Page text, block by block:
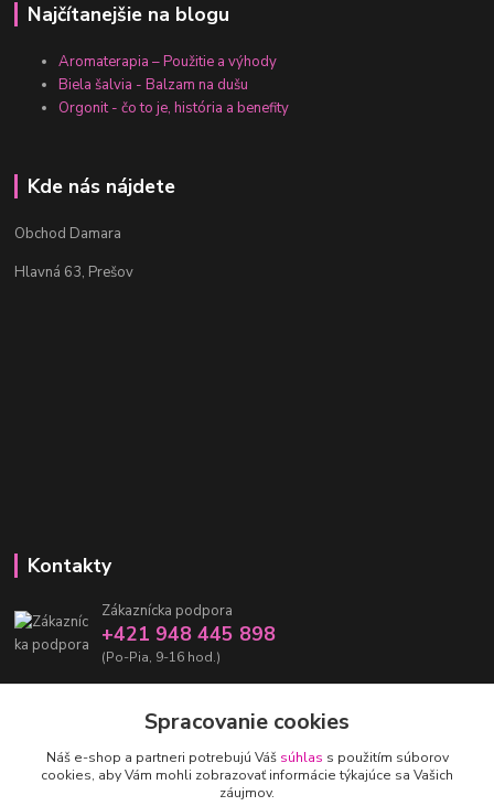
Najčítanejšie na blogu
Aromaterapia – Použitie a výhody
Biela šalvia - Balzam na dušu
Orgonit - čo to je, história a benefity
Kde nás nájdete
Obchod Damara
Hlavná 63, Prešov
Kontakty
Zákaznícka podpora
+421 948 445 898
(Po-Pia, 9-16 hod.)
Spracovanie cookies
Náš e-shop a partneri potrebujú Váš súhlas s použitím súborov
cookies, aby Vám mohli zobrazovať informácie týkajúce sa Vašich
záujmov.